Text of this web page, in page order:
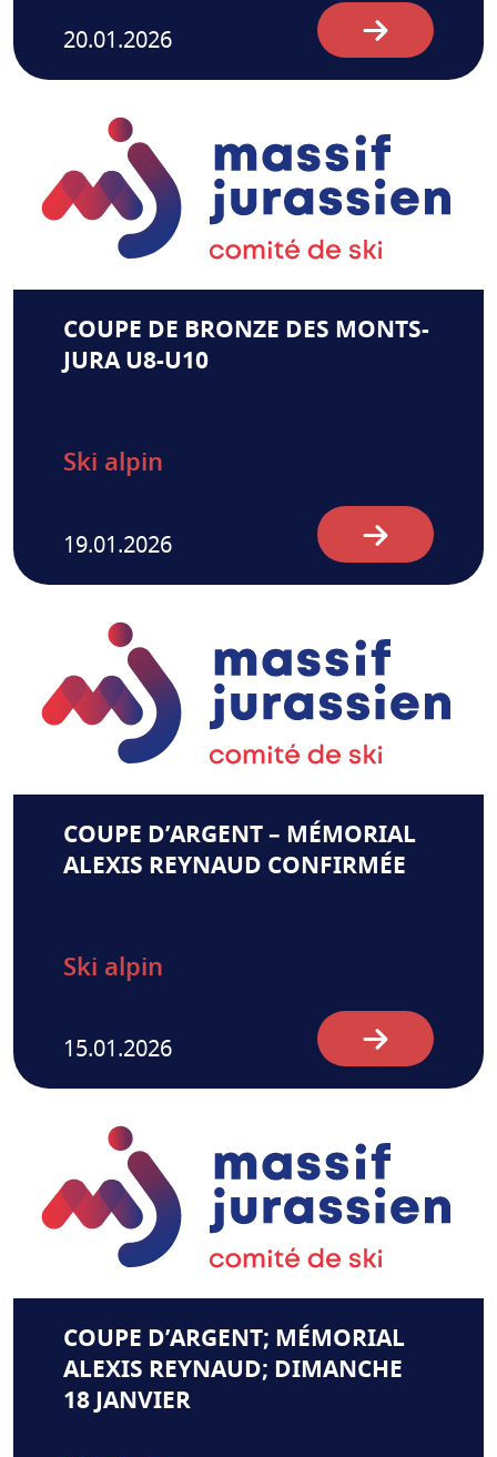
20.01.2026
COUPE DE BRONZE DES MONTS-
JURA U8-U10
Ski alpin
19.01.2026
COUPE D’ARGENT – MÉMORIAL
ALEXIS REYNAUD CONFIRMÉE
Ski alpin
15.01.2026
COUPE D’ARGENT; MÉMORIAL
ALEXIS REYNAUD; DIMANCHE
18 JANVIER